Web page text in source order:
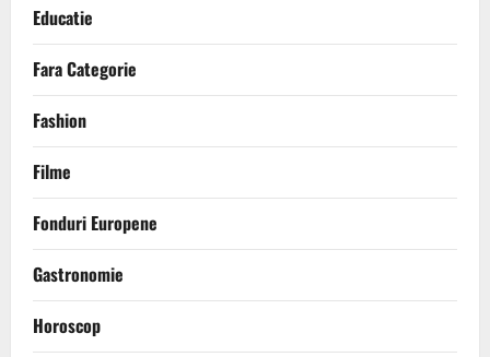
Educatie
Fara Categorie
Fashion
Filme
Fonduri Europene
Gastronomie
Horoscop